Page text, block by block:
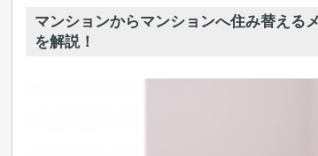
マンションからマンションへ住み替える
を解説！